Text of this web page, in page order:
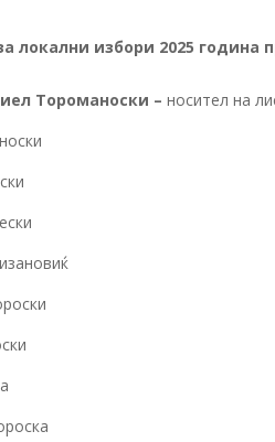
локални избори 2025 година
–носител на